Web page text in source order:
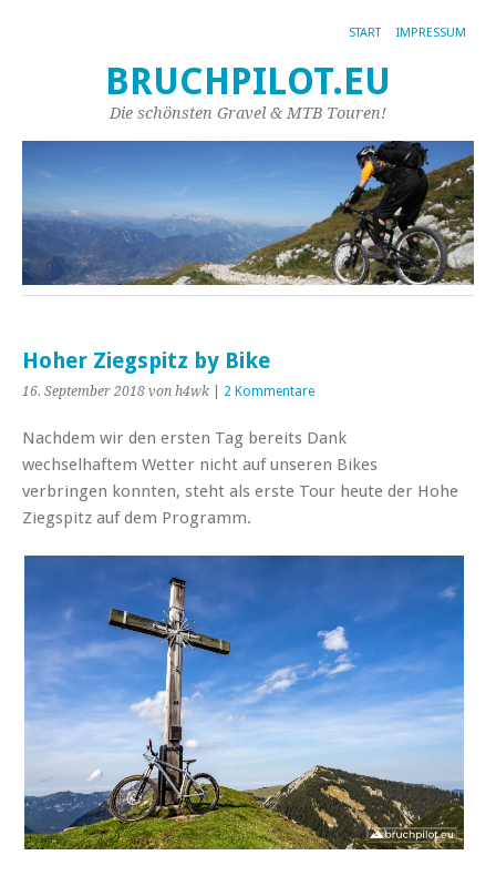
START IMPRESSUM
BRUCHPILOT.EU
Die schönsten Gravel & MTB Touren!
Hoher Ziegspitz by Bike
16. September 2018 von h4wk 2 Kommentare
Nachdem wir den ersten Tag bereits Dank
wechselhaftem Wetter nicht auf unseren Bikes
verbringen konnten, steht als erste Tour heute der Hohe
Ziegspitz auf dem Programm.